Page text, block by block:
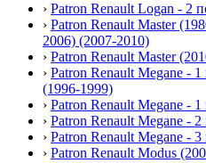
› Patron Renault Logan - 2
› Patron Renault Master
2006) (2007-2010)
› Patron Renault Master
› Patron Renault Megane -
(1996-1999)
› Patron Renault Megane -
› Patron Renault Megane -
› Patron Renault Megane -
› Patron Renault Modus